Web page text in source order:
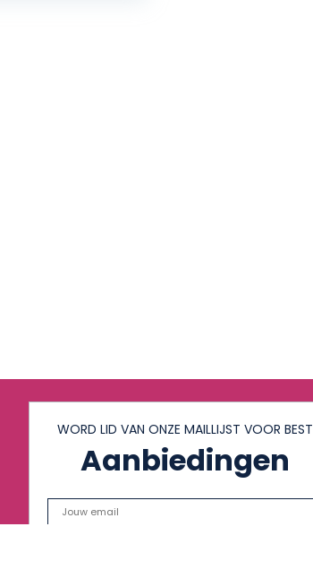
WORD LID VAN ONZE MAILLIJST VOOR BEST
Aanbiedingen